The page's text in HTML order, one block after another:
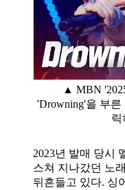
▲ MBN
'Drowning'을 부
릭
2023년 발매 당시
스쳐 지나갔던 노
뒤흔들고 있다. 싱